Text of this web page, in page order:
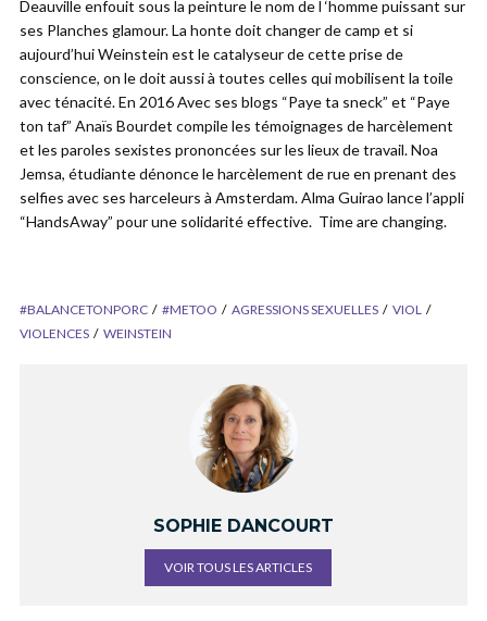
Deauville enfouit sous la peinture le nom de l ‘homme puissant sur
ses Planches glamour. La honte doit changer de camp et si
aujourd’hui Weinstein est le catalyseur de cette prise de
conscience, on le doit aussi à toutes celles qui mobilisent la toile
avec ténacité. En 2016 Avec ses blogs “Paye ta sneck” et “Paye
ton taf” Anaïs Bourdet compile les témoignages de harcèlement
et les paroles sexistes prononcées sur les lieux de travail. Noa
Jemsa, étudiante dénonce le harcèlement de rue en prenant des
selfies avec ses harceleurs à Amsterdam. Alma Guirao lance l’appli
“HandsAway” pour une solidarité effective. Time are changing.
#BALANCETONPORC #METOO AGRESSIONS SEXUELLES
VIOL
VIOLENCES
WEINSTEIN
SOPHIE DANCOURT
VOIR TOUS LES ARTICLES